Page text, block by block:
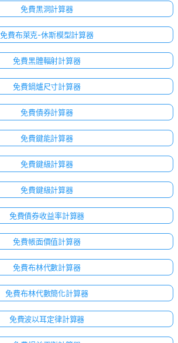
免費黑洞計算器
免費布萊克-休斯模型計算器
免費黑體輻射計算器
免費鍋爐尺寸計算器
免費債券計算器
免費鍵能計算器
免費鍵級計算器
免費鍵級計算器
免費債券收益率計算器
免費帳面價值計算器
免費布林代數計算器
免費布林代數簡化計算器
免費波以耳定律計算器